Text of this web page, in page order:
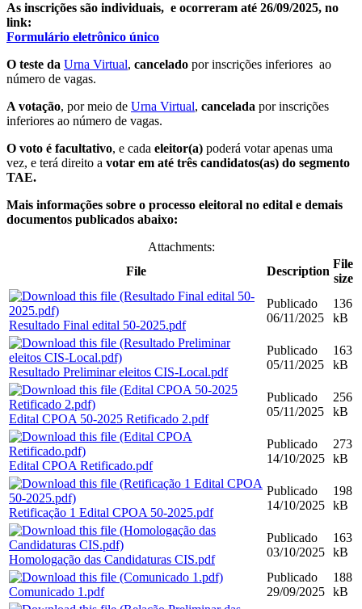
As inscrições são individuais, e ocorreram até 26/09/2025, no
link:
Formulário eletrônico único
O teste da Urna Virtual, cancelado por inscrições inferiores ao
número de vagas.
A votação, por meio de Urna Virtual, cancelada por inscrições
inferiores ao número de vagas.
O voto é facultativo, e cada eleitor(a) poderá votar apenas uma
vez, e terá direito a votar em até três candidatos(as) do segmento
TAE.
Mais informações sobre o processo eleitoral no edital e demais
documentos publicados abaixo:
Attachments:
File
Description
File
size
Resultado Final edital 50-2025.pdf
Publicado
06/11/2025
136
kB
Resultado Preliminar eleitos CIS-Local.pdf
Publicado
05/11/2025
163
kB
Edital CPOA 50-2025 Retificado 2.pdf
Publicado
05/11/2025
256
kB
Edital CPOA Retificado.pdf
Publicado
14/10/2025
273
kB
Retificação 1 Edital CPOA 50-2025.pdf
Publicado
14/10/2025
198
kB
Homologação das Candidaturas CIS.pdf
Publicado
03/10/2025
163
kB
Comunicado 1.pdf
Publicado
29/09/2025
188
kB